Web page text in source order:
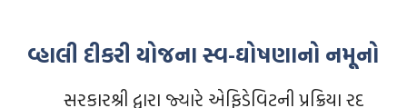
વ્હાલી દીકરી યોજના સ્વ-ઘોષણાનો નમૂનો
સરકારશ્રી દ્વારા જ્યારે એફિડેવિટની પ્રક્રિયા રદ